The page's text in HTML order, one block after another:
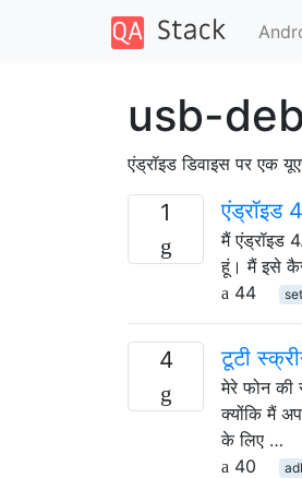
usb-
एंड्रॉइड डिवाइस पर एक
1 एंड्रॉइड
मैं एंड्रॉइड
हूं। मैं इसे
44
4 टूटी
मेरे फोन की
क्योंकि मैं
के लिए …
40